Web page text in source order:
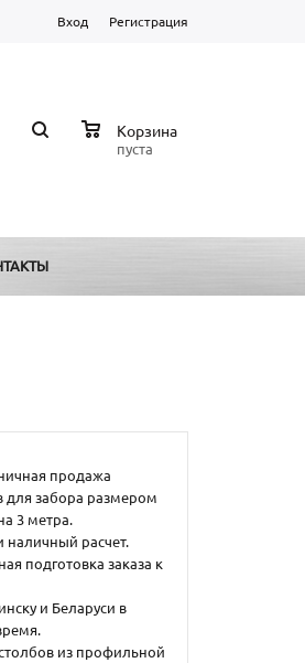
Вход Регистрация
Корзина
пуста
продажа
для забора размером
3 метра.
наличный расчет.
подготовка заказа к
и Беларуси в
из профильной